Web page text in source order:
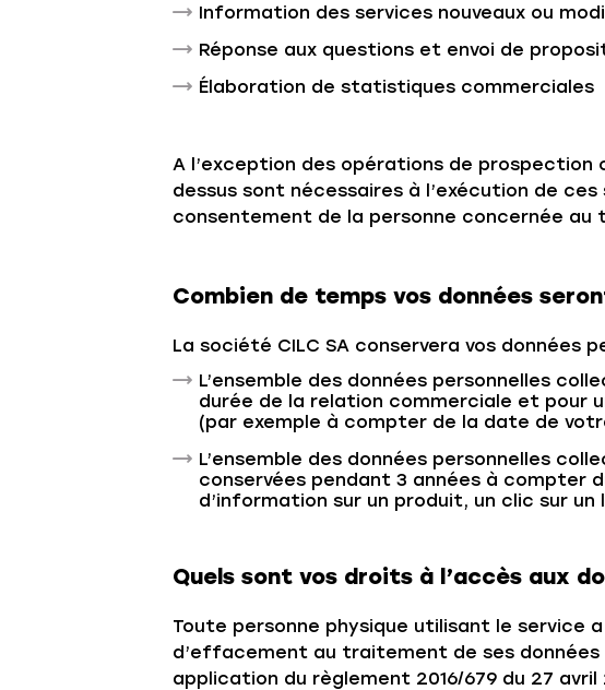
Information des services nouveaux ou
Réponse aux questions et envoi de
Élaboration de statistiques commerciales
A l’exception des opérations de prospection
dessus sont nécessaires à l’exécution de
consentement de la personne concernée au
Combien de temps vos données
La société CILC SA conservera vos données
L’ensemble des données personnelles
durée de la relation commerciale et pour
(par exemple à compter de la date de
L’ensemble des données personnelles
conservées pendant 3 années à compter
d’information sur un produit, un clic sur
Quels sont vos droits à l’accès aux
Toute personne physique utilisant le service
d’effacement au traitement de ses données
application du règlement 2016/679 du 27